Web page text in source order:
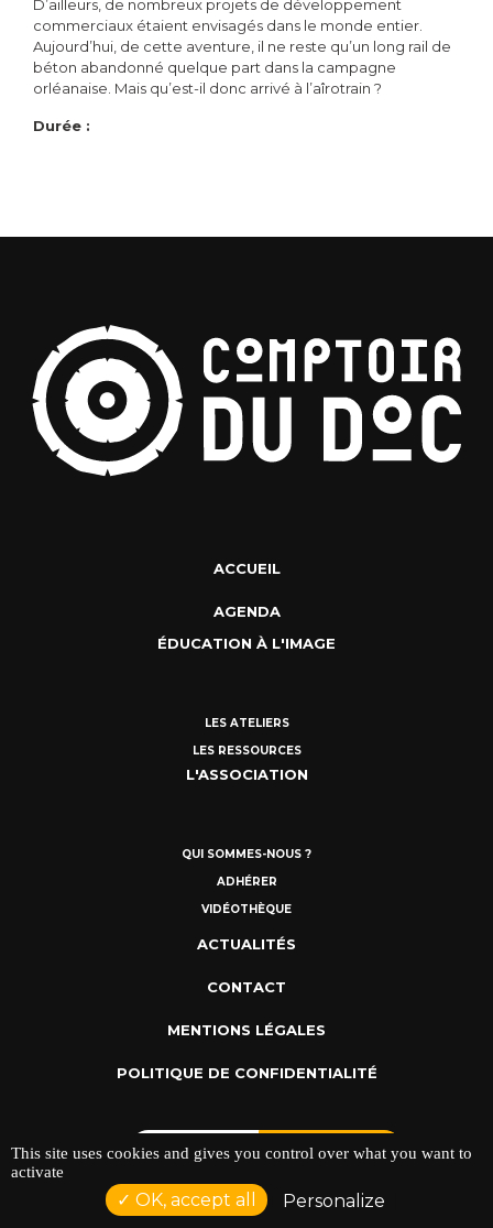
D’ailleurs, de nombreux projets de développement
commerciaux étaient envisagés dans le monde entier.
Aujourd’hui, de cette aventure, il ne reste qu’un long rail de
béton abandonné quelque part dans la campagne
orléanaise. Mais qu’est-il donc arrivé à l’aîrotrain ?
Durée :
ACCUEIL
AGENDA
ÉDUCATION À L'IMAGE
LES ATELIERS
LES RESSOURCES
L'ASSOCIATION
QUI SOMMES-NOUS ?
ADHÉRER
VIDÉOTHÈQUE
ACTUALITÉS
CONTACT
MENTIONS LÉGALES
POLITIQUE DE CONFIDENTIALITÉ
This site uses cookies and gives you control over what you want to
activate
OK, accept all Personalize